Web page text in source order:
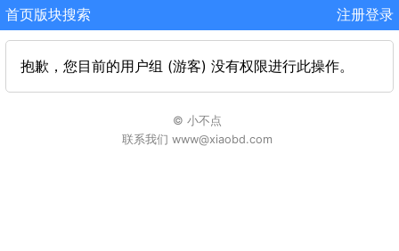
首页版块搜索 注册登录
抱歉，您目前的用户组 (游客) 没有权限进行此操作。
© 小不点
联系我们 www@xiaobd.com